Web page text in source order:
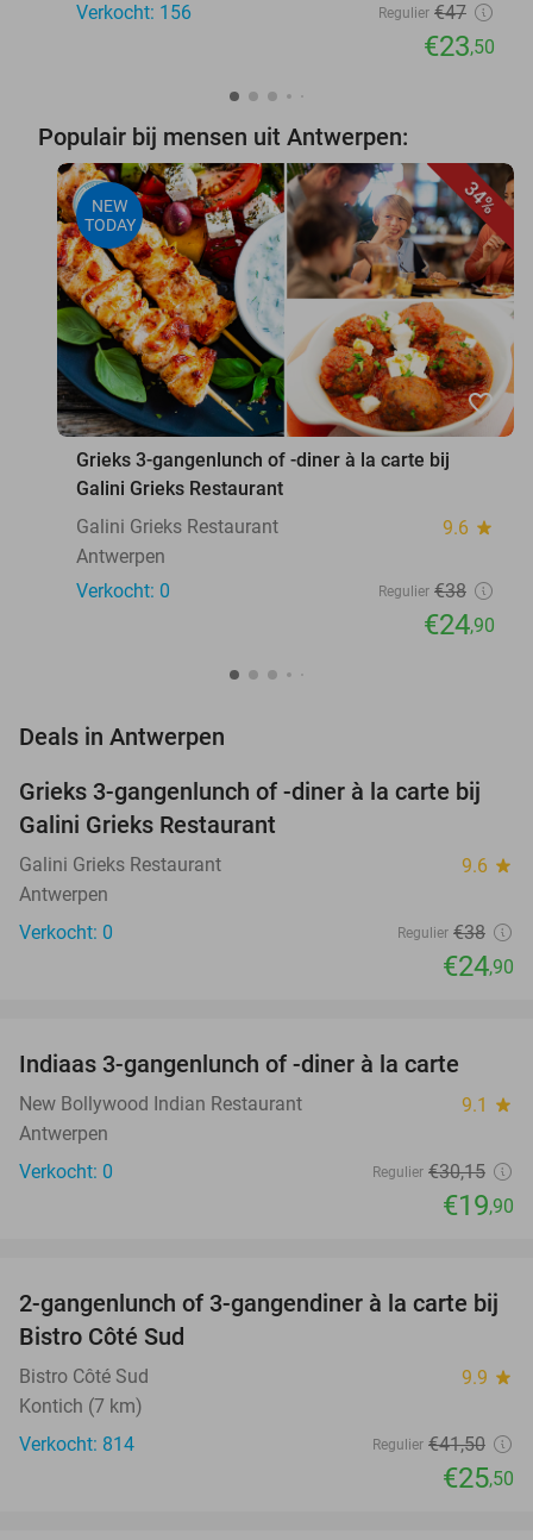
Verkocht: 156 Regulier €47
€23,50
Populair bij mensen uit Antwerpen:
34%
NEW
TODAY
favorite_border
Grieks 3-gangenlunch of -diner à la carte bij
Galini Grieks Restaurant
Galini Grieks Restaurant
9.6 star
Antwerpen
Verkocht: 0
Regulier €38
€24,90
Deals in Antwerpen
34%
TODAY
Grieks 3-gangenlunch of -diner à la carte bij
Galini Grieks Restaurant
Galini Grieks Restaurant 9.6 star
Antwerpen
Verkocht: 0
Regulier €38
€24,90
TODAY
Indiaas 3-gangenlunch of -diner à la carte
New Bollywood Indian Restaurant 9.1 star
Antwerpen
Verkocht: 0
Regulier €30,15
€19,90
39%
2-gangenlunch of 3-gangendiner à la carte bij
Bistro Côté Sud
Bistro Côté Sud 9.9 star
Kontich (7 km)
Verkocht: 814
Regulier €41,50
€25,50